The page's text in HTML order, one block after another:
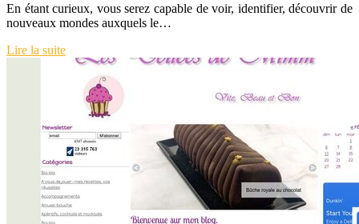
En étant curieux, vous serez capable de voir, identifier, découvrir de
nouveaux mondes auxquels le…
Lire la suite